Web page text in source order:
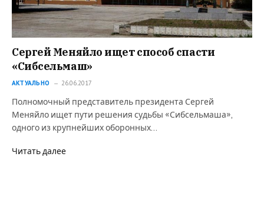
Сергей Меняйло ищет способ спасти
«Сибсельмаш»
АКТУАЛЬНО 26.06.2017
Полномочный представитель президента Сергей
Меняйло ищет пути решения судьбы «Сибсельмаша»,
одного из крупнейших оборонных…
Читать далее